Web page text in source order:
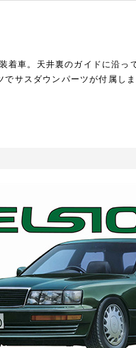
着車。天井裏のガイドに沿
サスダウンパーツが付属しま